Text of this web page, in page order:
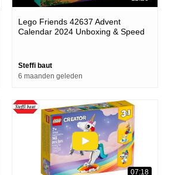
Lego Friends 42637 Advent
Calendar 2024 Unboxing & Speed
Steffi baut
6 maanden geleden
07:18